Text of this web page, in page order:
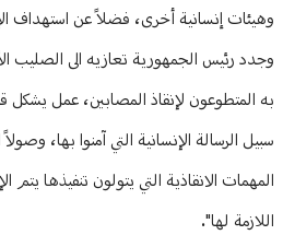
وهيئات إنسانية أخرى، فضلاً عن استهداف
وجدد رئيس الجمهورية تعازيه الى الصليب
به المتطوعون لإنقاذ المصابين، عمل يشكل
سبيل الرسالة الإنسانية التي آمنوا بها،
المهمات الانقاذية التي يتولون تنفيذها يتم
اللازمة لها".